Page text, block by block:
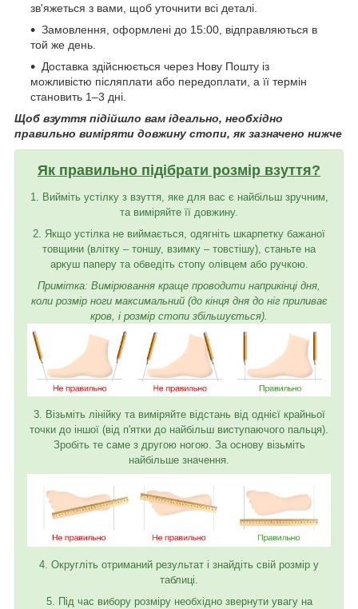
зв'яжеться з вами, щоб уточнити всі деталі.
Замовлення, оформлені до 15:00, відправляються в
той же день.
Доставка здійснюється через Нову Пошту із
можливістю післяплати або передоплати, а її термін
становить 1–3 дні.
Щоб взуття підійшло вам ідеально, необхідно
правильно виміряти довжину стопи, як зазначено нижче
Як правильно підібрати розмір взуття?
1. Вийміть устілку з взуття, яке для вас є найбільш зручним,
та виміряйте її довжину.
2. Якщо устілка не виймається, одягніть шкарпетку бажаної
товщини (влітку – тоншу, взимку – товстішу), станьте на
аркуш паперу та обведіть стопу олівцем або ручкою.
Примітка: Вимірювання краще проводити наприкінці дня,
коли розмір ноги максимальний (до кінця дня до ніг приливає
кров, і розмір стопи збільшується).
3. Візьміть лінійку та виміряйте відстань від однієї крайньої
точки до іншої (від п'ятки до найбільш виступаючого пальця).
Зробіть те саме з другою ногою. За основу візьміть
найбільше значення.
4. Округліть отриманий результат і знайдіть свій розмір у
таблиці.
5. Під час вибору розміру необхідно звернути увагу на